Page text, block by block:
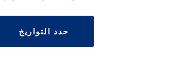
حدد التواريخ